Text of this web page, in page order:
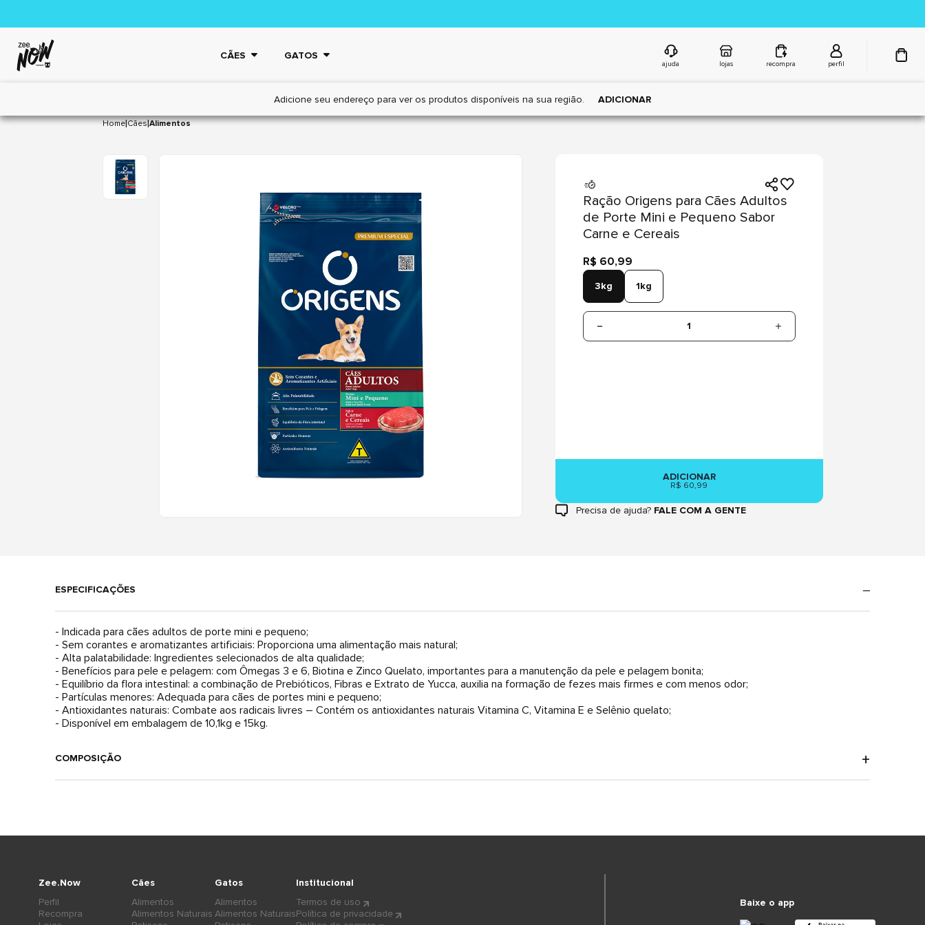
CÃES GATOS
ajuda lojas recompra perfil
Adicione seu endereço para ver os produtos disponíveis na sua região. ADICIONAR
Home|Cães|Alimentos
Ração Origens para Cães Adultos
de Porte Mini e Pequeno Sabor
Carne e Cereais
R$ 60,99
3kg 1kg
1
ADICIONAR
R$ 60,99
Precisa de ajuda? FALE COM A GENTE
ESPECIFICAÇÕES
- Indicada para cães adultos de porte mini e pequeno;
- Sem corantes e aromatizantes artificiais: Proporciona uma alimentação mais natural;
- Alta palatabilidade: Ingredientes selecionados de alta qualidade;
- Benefícios para pele e pelagem: com Ômegas 3 e 6, Biotina e Zinco Quelato, importantes para a manutenção da pele e pelagem bonita;
- Equilíbrio da flora intestinal: a combinação de Prebióticos, Fibras e Extrato de Yucca, auxilia na formação de fezes mais firmes e com menos odor;
- Partículas menores: Adequada para cães de portes mini e pequeno;
- Antioxidantes naturais: Combate aos radicais livres – Contém os antioxidantes naturais Vitamina C, Vitamina E e Selênio quelato;
- Disponível em embalagem de 10,1kg e 15kg.
COMPOSIÇÃO
Cães
Alimentos
Alimentos Naturais
Gatos
Alimentos
Alimentos Naturais
Zee.Now
Perfil
Recompra
Institucional
Termos de uso
Política de privacidade
Baixe o app